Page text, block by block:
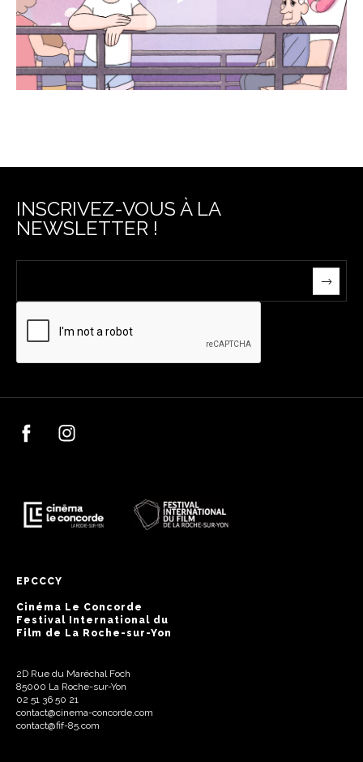
INSCRIVEZ-VOUS À LA
NEWSLETTER !
EPCCCY
Cinéma Le Concorde
Festival International du
Film de La Roche-sur-Yon
2D Rue du Maréchal Foch
85000 La Roche-sur-Yon
02 51 36 50 21
contact@cinema-concorde.com
contact@fif-85.com